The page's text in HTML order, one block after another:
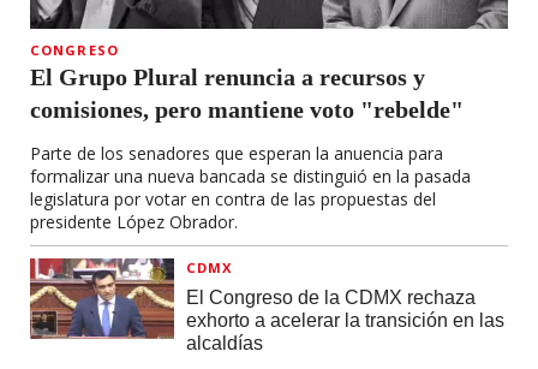
CONGRESO
El Grupo Plural renuncia a recursos y
comisiones, pero mantiene voto "rebelde"
Parte de los senadores que esperan la anuencia para
formalizar una nueva bancada se distinguió en la pasada
legislatura por votar en contra de las propuestas del
presidente López Obrador.
CDMX
El Congreso de la CDMX rechaza
exhorto a acelerar la transición en las
alcaldías